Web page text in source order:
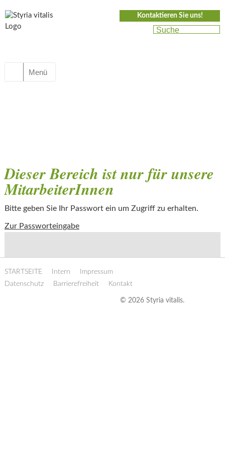
Kontaktieren Sie uns!
Menü
Dieser Bereich ist nur für unsere
MitarbeiterInnen
Bitte geben Sie Ihr Passwort ein um Zugriff zu erhalten.
Zur Passworteingabe
STARTSEITE Intern
Impressum
Datenschutz
Barrierefreiheit Kontakt
© 2026 Styria vitalis.